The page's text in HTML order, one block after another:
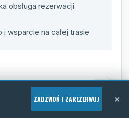
obsługa rezerwacji
wsparcie na całej trasie
ZADZWOŃ I ZAREZERWUJ ×